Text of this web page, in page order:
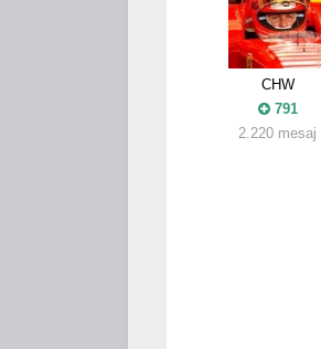
CHW
791
2.220 mesaj